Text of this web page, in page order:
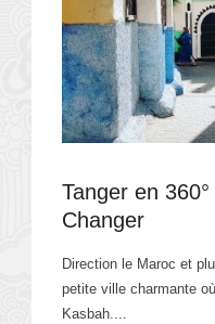
Tanger en
Changer
Direction le Maroc et
petite ville charmante
Kasbah....